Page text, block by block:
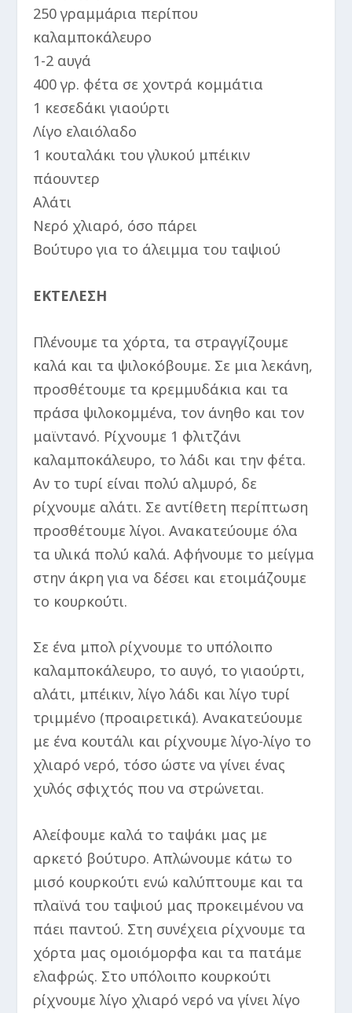
250 γραμμάρια περίπου
καλαμποκάλευρο
1-2 αυγά
400 γρ. φέτα σε χοντρά κομμάτια
1 κεσεδάκι γιαούρτι
Λίγο ελαιόλαδο
1 κουταλάκι του γλυκού μπέικιν
πάουντερ
Αλάτι
Νερό χλιαρό, όσο πάρει
Βούτυρο για το άλειμμα του ταψιού
ΕΚΤΕΛΕΣΗ
Πλένουμε τα χόρτα, τα στραγγίζουμε
καλά και τα ψιλοκόβουμε. Σε μια λεκάνη,
προσθέτουμε τα κρεμμυδάκια και τα
πράσα ψιλοκομμένα, τον άνηθο και τον
μαϊντανό. Ρίχνουμε 1 φλιτζάνι
καλαμποκάλευρο, το λάδι και την φέτα.
Αν το τυρί είναι πολύ αλμυρό, δε
ρίχνουμε αλάτι. Σε αντίθετη περίπτωση
προσθέτουμε λίγοι. Ανακατεύουμε όλα
τα υλικά πολύ καλά. Αφήνουμε το μείγμα
στην άκρη για να δέσει και ετοιμάζουμε
το κουρκούτι.
Σε ένα μπολ ρίχνουμε το υπόλοιπο
καλαμποκάλευρο, το αυγό, το γιαούρτι,
αλάτι, μπέικιν, λίγο λάδι και λίγο τυρί
τριμμένο (προαιρετικά). Ανακατεύουμε
με ένα κουτάλι και ρίχνουμε λίγο-λίγο το
χλιαρό νερό, τόσο ώστε να γίνει ένας
χυλός σφιχτός που να στρώνεται.
Αλείφουμε καλά το ταψάκι μας με
αρκετό βούτυρο. Απλώνουμε κάτω το
μισό κουρκούτι ενώ καλύπτουμε και τα
πλαϊνά του ταψιού μας προκειμένου να
πάει παντού. Στη συνέχεια ρίχνουμε τα
χόρτα μας ομοιόμορφα και τα πατάμε
ελαφρώς. Στο υπόλοιπο κουρκούτι
ρίχνουμε λίγο χλιαρό νερό να γίνει λίγο